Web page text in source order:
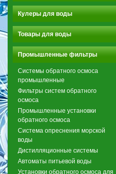
Кулеры для воды
Товары для воды
Промышленные фильтры
Системы обратного осмоса
промышленные
Фильтры систем обратного
осмоса
Промышленные установки
обратного осмоса
Система опреснения морской
воды
Дистилляционные системы
Автоматы питьевой воды
Установки обратного осмоса для